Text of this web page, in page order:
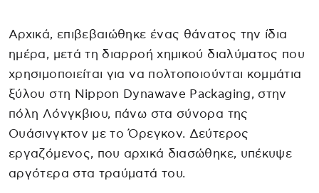
Αρχικά, επιβεβαιώθηκε ένας θάνατος την ίδια
ημέρα, μετά τη διαρροή χημικού διαλύματος που
χρησιμοποιείται για να πολτοποιούνται κομμάτια
ξύλου στη Nippon Dynawave Packaging, στην
πόλη Λόνγκβιου, πάνω στα σύνορα της
Ουάσινγκτον με το Όρεγκον. Δεύτερος
εργαζόμενος, που αρχικά διασώθηκε, υπέκυψε
αργότερα στα τραύματά του.